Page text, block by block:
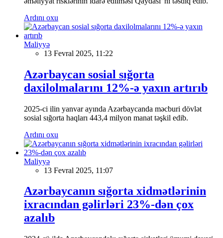
Ardını oxu
Maliyyə
13 Fevral 2025, 11:22
Azərbaycan sosial sığorta
daxilolmalarını 12%-ə yaxın artırıb
2025-ci ilin yanvar ayında Azərbaycanda məcburi dövlət
sosial sığorta haqları 443,4 milyon manat təşkil edib.
Ardını oxu
Maliyyə
13 Fevral 2025, 11:07
Azərbaycanın sığorta xidmətlərinin
ixracından gəlirləri 23%-dən çox
azalıb